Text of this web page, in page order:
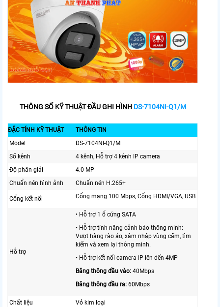
THÔNG SỐ KỸ THUẬT ĐẦU GHI HÌNH DS-7104NI-Q1/M
ĐẶC TÍNH KỸ THUẬT
THÔNG TIN
Model
DS-7104NI-Q1/M
Số kênh
4 kênh, Hỗ trợ 4 kênh IP camera
Độ phân giải
4.0 MP
Chuẩn nén hình ảnh
Chuẩn nén H.265+
Cổng kết nối Cổng mạng 100 Mbps, Cổng HDMI/VGA, USB
Hỗ trợ
• Hỗ trợ 1 ổ cứng SATA
• Hỗ trợ tính năng cảnh báo thông minh:
Vượt hàng rào ảo, xâm nhập vùng cấm, tìm
kiếm và xem lại thông minh.
• Hỗ trợ kết nối camera IP lên đến 4MP
Băng thông đầu vào: 40Mbps
Băng thông đầu ra: 60Mbps
Chất liệu
Vỏ kim loại